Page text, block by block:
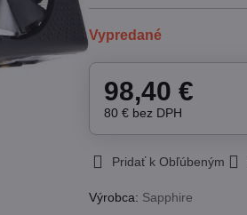
Vypredané
98,40 €
80 € bez DPH
Pridať k Obľúbeným
Výrobca: Sapphire